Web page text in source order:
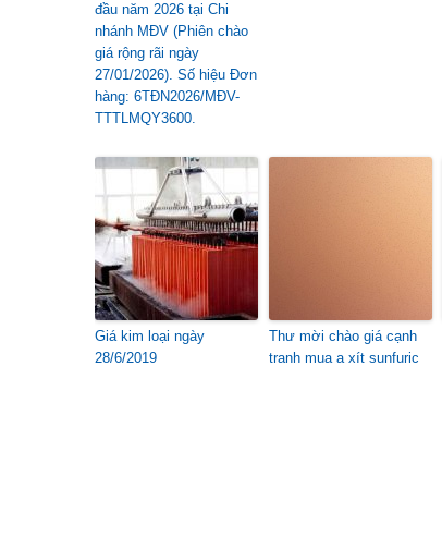
đầu năm 2026 tại Chi
nhánh MĐV (Phiên chào
giá rộng rãi ngày
27/01/2026). Số hiệu Đơn
hàng: 6TĐN2026/MĐV-
TTTLMQY3600.
Giá kim loại ngày
28/6/2019
Thư mời chào giá cạnh
tranh mua a xít sunfuric